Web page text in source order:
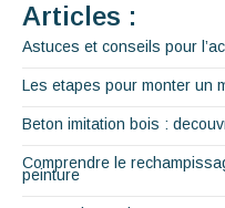
Articles :
Astuces et conseils pour
Les etapes pour monter un
Beton imitation bois :
Comprendre le
peinture